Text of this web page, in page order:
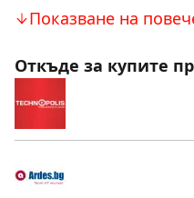
Показване на
Откъде за купите